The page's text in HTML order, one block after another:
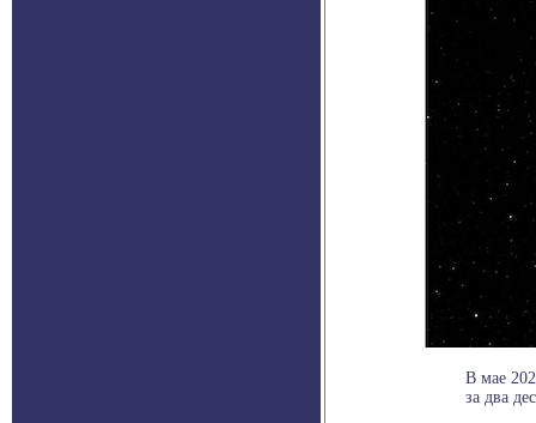
В мае
за два